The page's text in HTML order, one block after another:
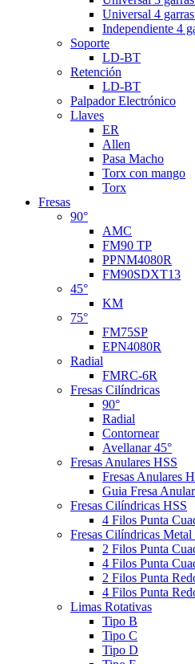
Universal 4
Independiente 4
Soporte
LD-BT
Retención
LD-BT
Palpador Electrónico
Llaves
ER
Allen
Pasa Macho
Torx con mango
Torx
Fresas
90°
AMC
FM90 TP
PPNM4080R
FM90SDXT13
45°
KM
75°
FM75SP
EPN4080R
Radial
FMRC-6R
Fresas Cilíndricas
90°
Radial
Contornear
Avellanar 45°
Fresas Anulares HSS
Fresas Anulares
Guia Fresa
Fresas Cilíndricas HSS
4 Filos Punta
Fresas Cilíndricas
2 Filos Punta
4 Filos Punta
2 Filos Punta
4 Filos Punta
Limas Rotativas
Tipo B
Tipo C
Tipo D